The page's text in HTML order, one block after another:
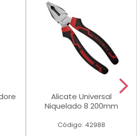
Alicate Universal
Niquelado 8 200mm
Código: 42988